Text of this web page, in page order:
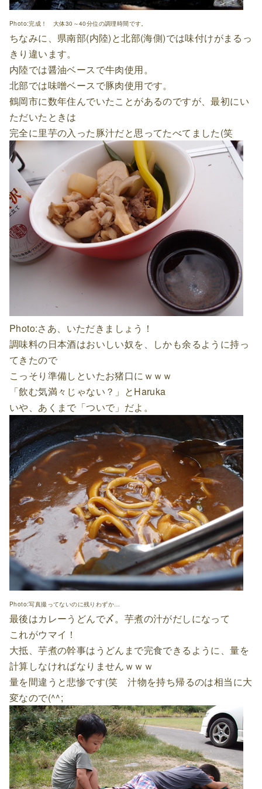
Photo:完成！ 大体30～40分位の調理時間です。
ちなみに、県南部(内陸)と北部(海側)では味付けがまるっ
きり違います。
内陸では醤油ベースで牛肉使用。
北部では味噌ベースで豚肉使用です。
鶴岡市に数年住んでいたことがあるのですが、最初にい
ただいたときは
完全に里芋の入った豚汁だと思ってたべてました(笑
Photo:さあ、いただきましょう！
調味料の日本酒はおいしい奴を、しかも余るように持っ
てきたので
こっそり準備しといたお猪口にｗｗｗ
「飲む気満々じゃない？」とHaruka
いや、あくまで「ついで」だよ。
Photo:写真撮ってないのに残りわずか…
最後はカレーうどんで〆。芋煮の汁がだしになって
これがウマイ！
大抵、芋煮の幹事はうどんまで完食できるように、量を
計算しなければなりませんｗｗｗ
量を間違うと悲惨です(笑 汁物を持ち帰るのは相当に大
変なので(^^;